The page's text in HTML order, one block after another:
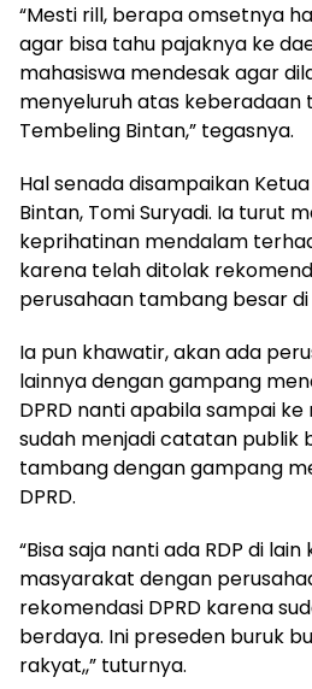
“Mesti rill, berapa omsetnya
agar bisa tahu pajaknya ke
mahasiswa mendesak agar
menyeluruh atas keberadaan
Tembeling Bintan,” tegasnya.
Hal senada disampaikan
Bintan, Tomi Suryadi. Ia turut
keprihatinan mendalam
karena telah ditolak
perusahaan tambang besar
Ia pun khawatir, akan ada
lainnya dengan gampang
DPRD nanti apabila sampai ke
sudah menjadi catatan publik
tambang dengan gampang
DPRD.
“Bisa saja nanti ada RDP di
masyarakat dengan
rekomendasi DPRD karena
berdaya. Ini preseden buruk
rakyat,,” tuturnya.